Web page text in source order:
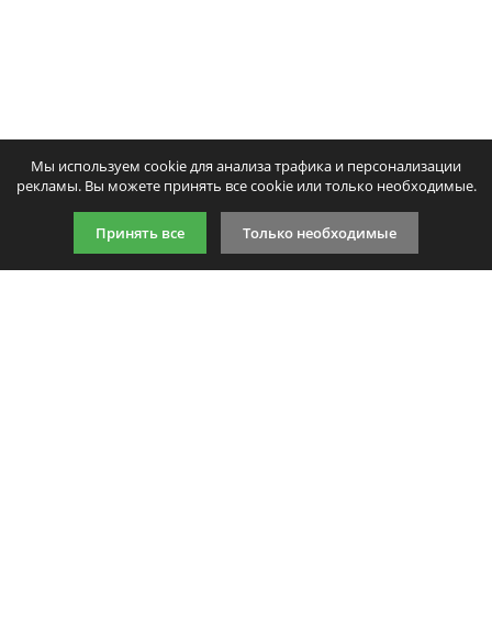
Мы используем cookie для анализа трафика и персонализации
рекламы. Вы можете принять все cookie или только необходимые.
Принять все Только необходимые